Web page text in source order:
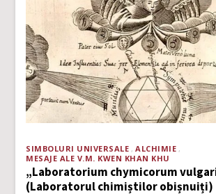
SIMBOLURI UNIVERSALE
ALCHIMIE
MESAJE ALE V.M. KWEN KHAN KHU
„Laboratorium chymicorum
(Laboratorul chimiștilor obișnuiți)